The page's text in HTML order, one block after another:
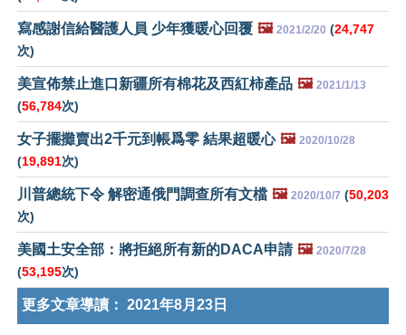
寫感謝信給醫護人員 少年獲暖心回覆 🖼️ 2021/2/20 (24,747
次)
美宣佈禁止進口新疆所有棉花及西紅柿產品 🖼️ 2021/1/13
(56,784次)
女子擺攤賣出2千元到帳爲零 結果超暖心 🖼️ 2020/10/28
(19,891次)
川普總統下令 解密通俄門調查所有文檔 🖼️ 2020/10/7 (50,203
次)
美國土安全部：將拒絕所有新的DACA申請 🖼️ 2020/7/28
(53,195次)
更多文章導讀： 2021年8月23日